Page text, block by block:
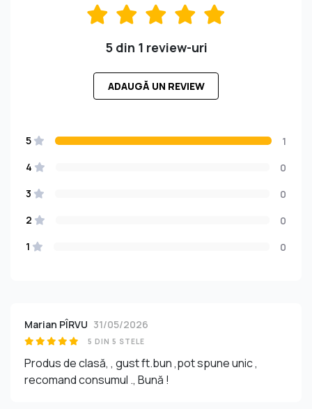
5 din 1 review-uri
ADAUGĂ UN REVIEW
5
1
4
0
3
0
2
0
1
0
Marian PÎRVU 31/05/2026
5 DIN 5 STELE
Produs de clasă, , gust ft.bun ,pot spune unic ,
recomand consumul ., Bună !